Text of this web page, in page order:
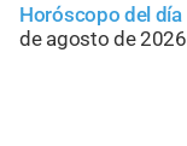
Horóscopo del día
de agosto de 2026